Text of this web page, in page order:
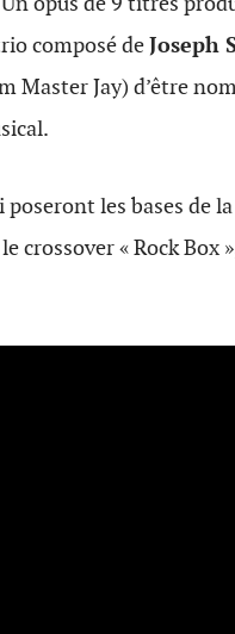
composé deJoseph
Master Jay) d’être
les bases de la
crossover « Rock